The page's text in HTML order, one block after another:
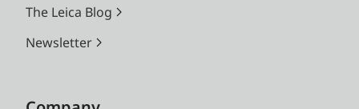
The Leica Blog
Newsletter